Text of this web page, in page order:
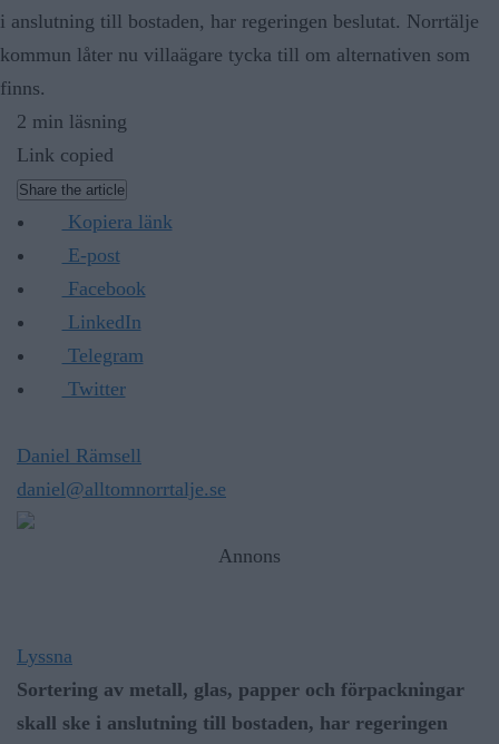
i anslutning till bostaden, har regeringen beslutat. Norrtälje
kommun låter nu villaägare tycka till om alternativen som
finns.
2 min läsning
Link copied
Share the article
Kopiera länk
E-post
Facebook
LinkedIn
Telegram
Twitter
Daniel Rämsell
daniel@alltomnorrtalje.se
Annons
Lyssna
Sortering av metall, glas, papper och förpackningar
skall ske i anslutning till bostaden, har regeringen